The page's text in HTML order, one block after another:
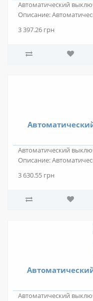
Автоматический
Описание:
3 397.26 грн
Автоматический
Описание:
3 630.55 грн
Автоматический